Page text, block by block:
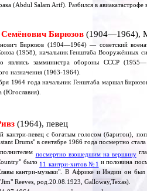
(Abdul Salam Arif). Разбился в авиакатастрофе
Семёнович Бирюзов (1904—1964),
Бирюзов (1904—1964) — советский
(1958), начальник Генштаба Вооружённых
являясь замминистра обороны СССР
назначения (1963-1964).
года начальник Генштаба маршал
(Югославия).
(1964), певец
кантри-певец с богатым голосом (баритон),
Drums" в сентябре 1966 года посмертно
посмертно взошедшим на вершину
было 11 кантри-хитов №1 и половина
кантри-музыки". В Африке и Индии он
Reeves, род.20.08.1923, Galloway,Texas).